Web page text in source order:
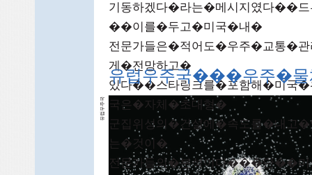
기동하겠다�라는�메시지였다��
��이를�두고�미국�내�
전문가들은�적어도�우주�교통�
게�전망하고�
있다��스타링크를�포함해�미국
국은�자체�초대형�
군집위성의�건설에�속도를�내고
는�것이�
전문가들의�분석이다���단��미
유럽우주국���우주�
유
럽우
주
국